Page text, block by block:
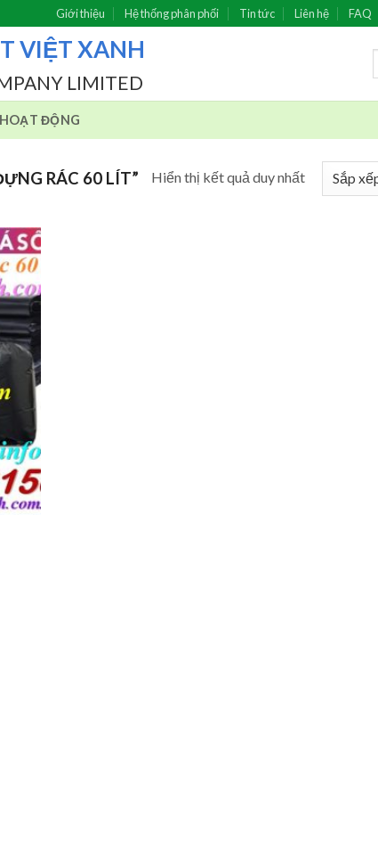
Giới thiệu Hệ thống phân phối Tin tức Liên hệ FAQ
VIỆT XANH
LIMITED
HOẠT ĐỘNG
RÁC 60 LÍT” Hiển thị kết quả duy nhất